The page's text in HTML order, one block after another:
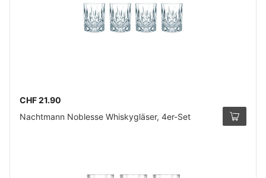
CHF 21.90
Nachtmann Noblesse Whiskygläser, 4er-Set